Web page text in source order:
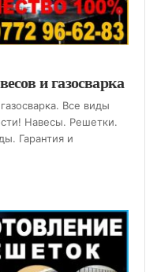
и газосварка
Все виды
Навесы. Решетки.
Гарантия и